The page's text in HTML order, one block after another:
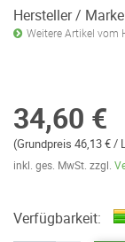
Hersteller /
Weitere Artikel vom
34,60 €
(Grundpreis 46,13 € /
inkl. ges. MwSt. zzgl.
Verfügbarkeit: